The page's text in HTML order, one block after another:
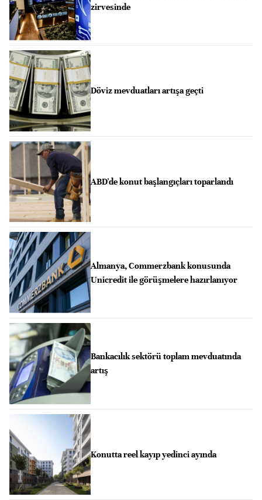
zirvesinde
Döviz mevduatları artışa geçti
ABD'de konut başlangıçları toparlandı
Almanya, Commerzbank konusunda
Unicredit ile görüşmelere hazırlanıyor
Bankacılık sektörü toplam mevduatında
artış
Konutta reel kayıp yedinci ayında